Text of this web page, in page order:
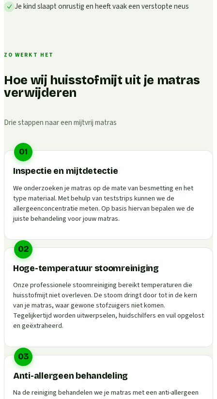
Je kind slaapt onrustig en heeft vaak een verstopte neus
ZO WERKT HET
Hoe wij huisstofmijt uit je matras
verwijderen
Drie stappen naar een mijtvrij matras
01
Inspectie en mijtdetectie
We onderzoeken je matras op de mate van besmetting en het
type materiaal. Met behulp van teststrips kunnen we de
allergeenconcentratie meten. Op basis hiervan bepalen we de
juiste behandeling voor jouw matras.
02
Hoge-temperatuur stoomreiniging
Onze professionele stoomreiniging bereikt temperaturen die
huisstofmijt niet overleven. De stoom dringt door tot in de kern
van je matras, waar gewone stofzuigers niet komen.
Tegelijkertijd worden uitwerpselen, huidschilfers en vuil opgelost
en geëxtraheerd.
03
Anti-allergeen behandeling
Na de reiniging behandelen we je matras met een anti-allergeen